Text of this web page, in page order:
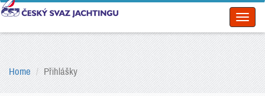
Home Přihlášky